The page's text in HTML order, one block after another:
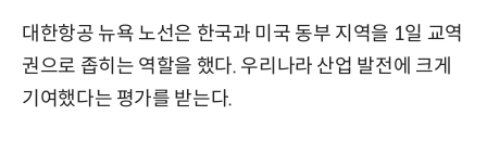
대한항공 뉴욕 노선은 한국과 미국 동부 지역을 1일 교역
권으로 좁히는 역할을 했다. 우리나라 산업 발전에 크게
기여했다는 평가를 받는다.